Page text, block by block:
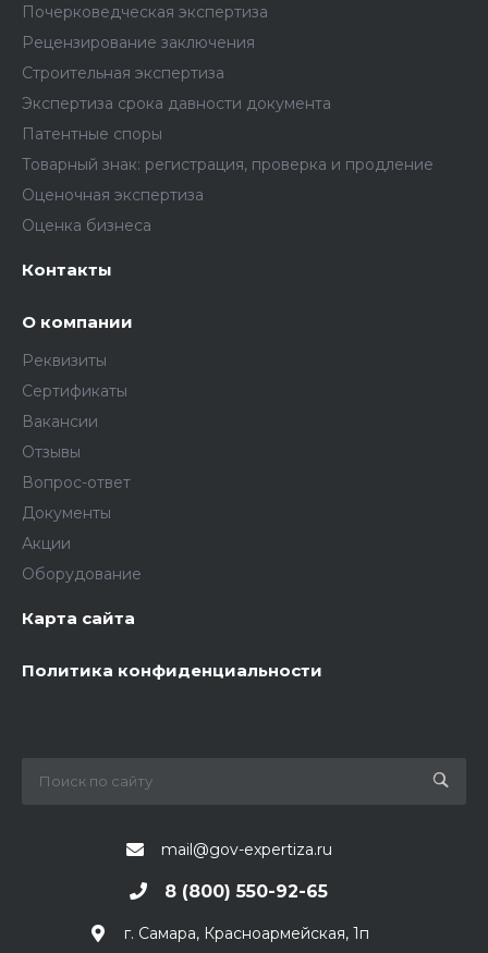
Почерковедческая экспертиза
Рецензирование заключения
Строительная экспертиза
Экспертиза срока давности документа
Патентные споры
Товарный знак: регистрация, проверка и продление
Оценочная экспертиза
Оценка бизнеса
Контакты
О компании
Реквизиты
Сертификаты
Вакансии
Отзывы
Вопрос-ответ
Документы
Акции
Оборудование
Карта сайта
Политика конфиденциальности
mail@gov-expertiza.ru
8 (800) 550-92-65
г. Самара, Красноармейская, 1п